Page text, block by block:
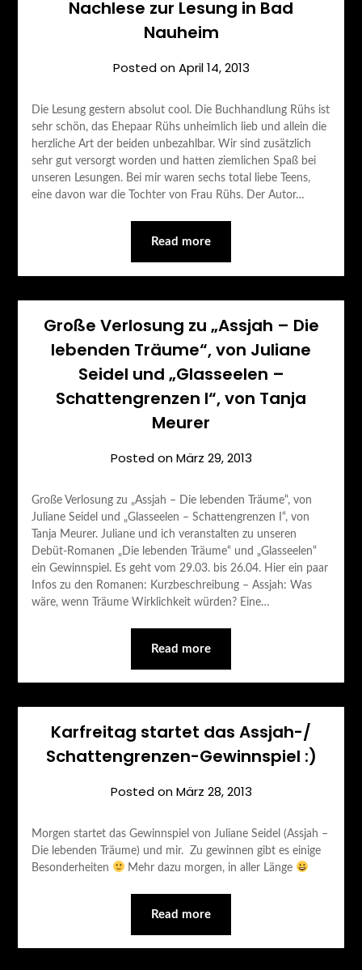
Nachlese zur Lesung in Bad
Nauheim
Posted onApril 14, 2013
Die Lesung gestern absolut cool. Die Buchhandlung Rühs ist
sehr schön, das Ehepaar Rühs unheimlich lieb und allein die
herzliche Art der beiden unbezahlbar. Wir sind zusätzlich
sehr gut versorgt worden und hatten ziemlichen Spaß bei
unseren Lesungen. Bei mir waren sechs total liebe Teens,
eine davon war die Tochter von Frau Rühs. Der Autor…
Read more
Große Verlosung zu „Assjah – Die
lebenden Träume“, von Juliane
Seidel und „Glasseelen –
Schattengrenzen I“, von Tanja
Meurer
Posted onMärz 29, 2013
Große Verlosung zu „Assjah – Die lebenden Träume“, von
Juliane Seidel und „Glasseelen – Schattengrenzen I“, von
Tanja Meurer. Juliane und ich veranstalten zu unseren
Debüt-Romanen „Die lebenden Träume“ und „Glasseelen“
ein Gewinnspiel. Es geht vom 29.03. bis 26.04. Hier ein paar
Infos zu den Romanen: Kurzbeschreibung – Assjah: Was
wäre, wenn Träume Wirklichkeit würden? Eine…
Read more
Karfreitag startet das Assjah-/
Schattengrenzen-Gewinnspiel :)
Posted onMärz 28, 2013
Morgen startet das Gewinnspiel von Juliane Seidel (Assjah –
Die lebenden Träume) und mir. Zu gewinnen gibt es einige
Besonderheiten
Mehr dazu morgen, in aller Länge
Read more